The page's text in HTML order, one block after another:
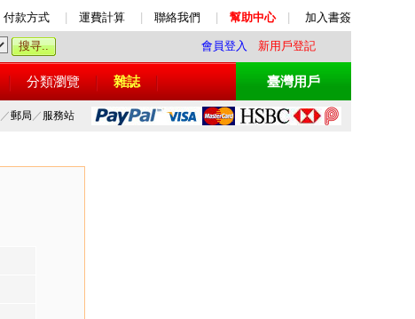
付款方式 運費計算 聯絡我們 幫助中心 加入書簽
會員登入 新用戶登記
分類瀏覽 雜誌 臺灣用戶
／郵局 ／ 服務站